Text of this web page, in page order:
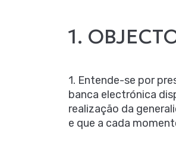
1.
1. Entende-se por
banca electrónica
realização da
e que a cada